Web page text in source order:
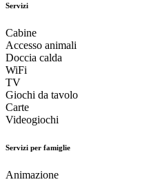
Servizi
Cabine
Accesso animali
Doccia calda
WiFi
TV
Giochi da tavolo
Carte
Videogiochi
Servizi per famiglie
Animazione